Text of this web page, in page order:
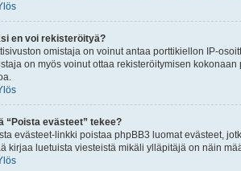
en voi rekisteröityä?
omistaja on voinut antaa porttikiellon IP-
on myös voinut ottaa rekisteröitymisen
“Poista evästeet” tekee?
evästeet-linkki poistaa phpBB3 luomat evästeet,
kirjaa luetuista viesteistä mikäli ylläpitäjä on näin